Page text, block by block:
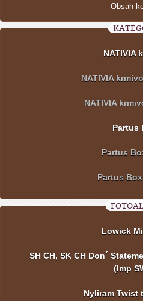
Obsah
NATIVIA
NATIVIA
NATIVIA
Partus
Partus
Partus
Lowick
SH CH, SK CH Don´
(Imp
Nyliram Twist